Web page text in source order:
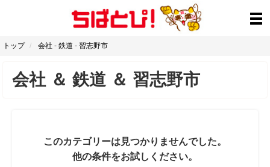
トップ 会社 - 鉄道 - 習志野市
会社 ＆ 鉄道 ＆ 習志野市
このカテゴリーは見つかりませんでした。
他の条件をお試しください。